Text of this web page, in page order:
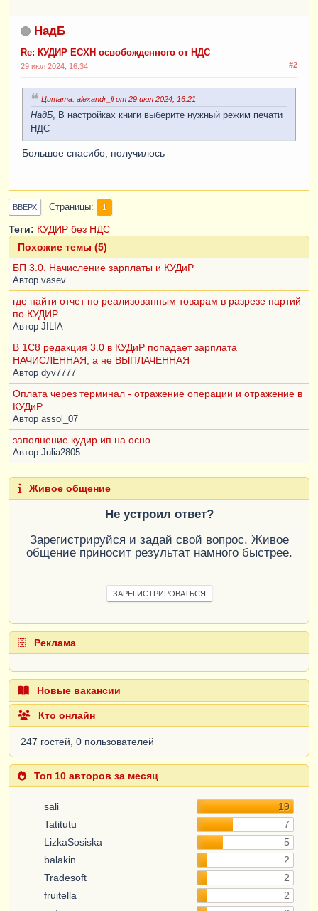
НадБ
Re: КУДИР ЕСХН освобожденного от НДС
#2
29 июл 2024, 16:34
Цитата: alexandr_ll от 29 июл 2024, 16:21
НадБ, В настройках книги выберите нужный режим печати
НДС
Большое спасибо, получилось
ВВЕРХ Страницы 1
Теги: КУДИР без НДС
Похожие темы (5)
БП 3.0. Начисление зарплаты и КУДиР
Автор vasev
где найти отчет по реализованным товарам в разрезе партий
по КУДИР
Автор JILIA
В 1С8 редакция 3.0 в КУДиР попадает зарплата
НАЧИСЛЕННАЯ, а не ВЫПЛАЧЕННАЯ
Автор dyv7777
Оплата через терминал - отражение операции и отражение в
КУДиР
Автор assol_07
заполнение кудир ип на осно
Автор Julia2805
Живое общение
Не устроил ответ?
Зарегистрируйся и задай свой вопрос. Живое
общение приносит результат намного быстрее.
ЗАРЕГИСТРИРОВАТЬСЯ
Реклама
Новые вакансии
Кто онлайн
247 гостей, 0 пользователей
Топ 10 авторов за месяц
sali
19
Tatitutu
7
LizkaSosiska
5
balakin
2
Tradesoft
2
fruitella
2